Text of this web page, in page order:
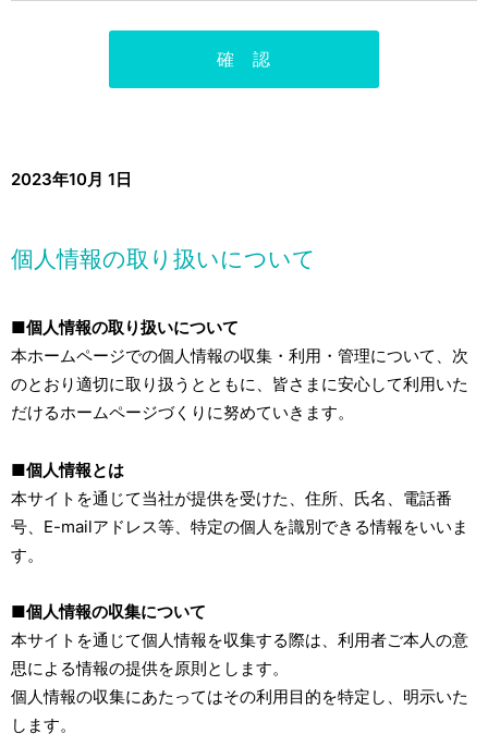
2023年10月 1日
個人情報の取り扱いについて
■個人情報の取り扱いについて
本ホームページでの個人情報の収集・利用・管理について、次
のとおり適切に取り扱うとともに、皆さまに安心して利用いた
だけるホームページづくりに努めていきます。
■個人情報とは
本サイトを通じて当社が提供を受けた、住所、氏名、電話番
号、E-mailアドレス等、特定の個人を識別できる情報をいいま
す。
■個人情報の収集について
本サイトを通じて個人情報を収集する際は、利用者ご本人の意
思による情報の提供を原則とします。
個人情報の収集にあたってはその利用目的を特定し、明示いた
します。